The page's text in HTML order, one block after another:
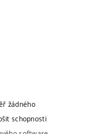
žádného
schopnosti